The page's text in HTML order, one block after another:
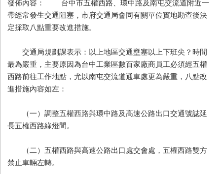
發佈內容： 台中市五權西路、環中路及南屯交流道附近一
帶經常發生交通阻塞，市府交通局會同有關單位實地勘查後決
定採取八點重要改進措施。
交通局規劃課表示：以上地區交通壅塞以上下班尖？時間
最為嚴重，主要原因為台中工業區數百家廠商員工必須經五權
西路前往工作地點，尤以南屯交流道通車處更為嚴重，八點改
進措施內容如左：
（一）調整五權西路與環中路及高速公路出口交通號誌延
長五權西路綠燈間。
（二）五權西路與高速公路出口處交會處，五權西路雙方
禁止車輛左轉。